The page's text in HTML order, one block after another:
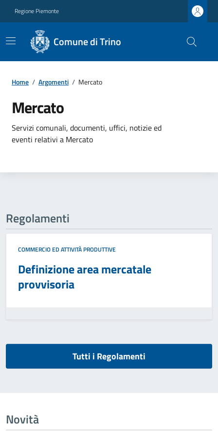
Regione Piemonte
Comune di Trino
Home / Argomenti / Mercato
Mercato
Servizi comunali, documenti, uffici, notizie ed
eventi relativi a Mercato
Regolamenti
COMMERCIO ED ATTIVITÀ PRODUTTIVE
Definizione area mercatale
provvisoria
Tutti i Regolamenti
Novità